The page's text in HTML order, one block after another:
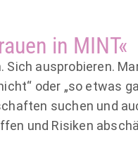
in MINT«
Sich ausprobieren.
oder „so etwas
suchen und
und Risiken